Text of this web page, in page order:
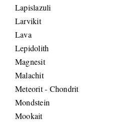
Lapislazuli
Larvikit
Lava
Lepidolith
Magnesit
Malachit
Meteorit - Chondrit
Mondstein
Mookait